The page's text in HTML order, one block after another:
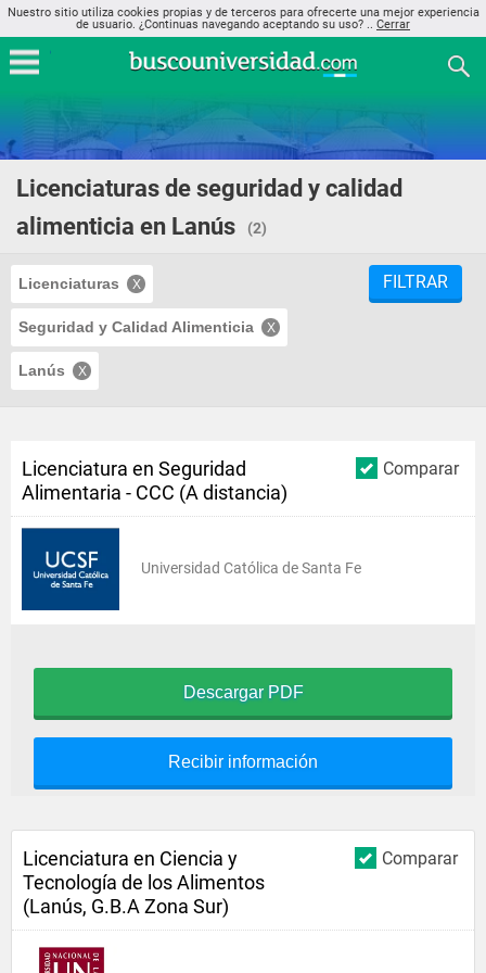
Nuestro sitio utiliza cookies propias y de terceros para ofrecerte una mejor experiencia
de usuario. ¿Continuas navegando aceptando su uso? .. Cerrar
Licenciaturas de seguridad y calidad
alimenticia en Lanús
(2)
Licenciaturas
Seguridad y Calidad Alimenticia
Lanús
FILTRAR
Comparar
Licenciatura en Seguridad
Alimentaria - CCC (A distancia)
Universidad Católica de Santa Fe
Descargar PDF
Recibir información
Comparar
Licenciatura en Ciencia y
Tecnología de los Alimentos
(Lanús, G.B.A Zona Sur)